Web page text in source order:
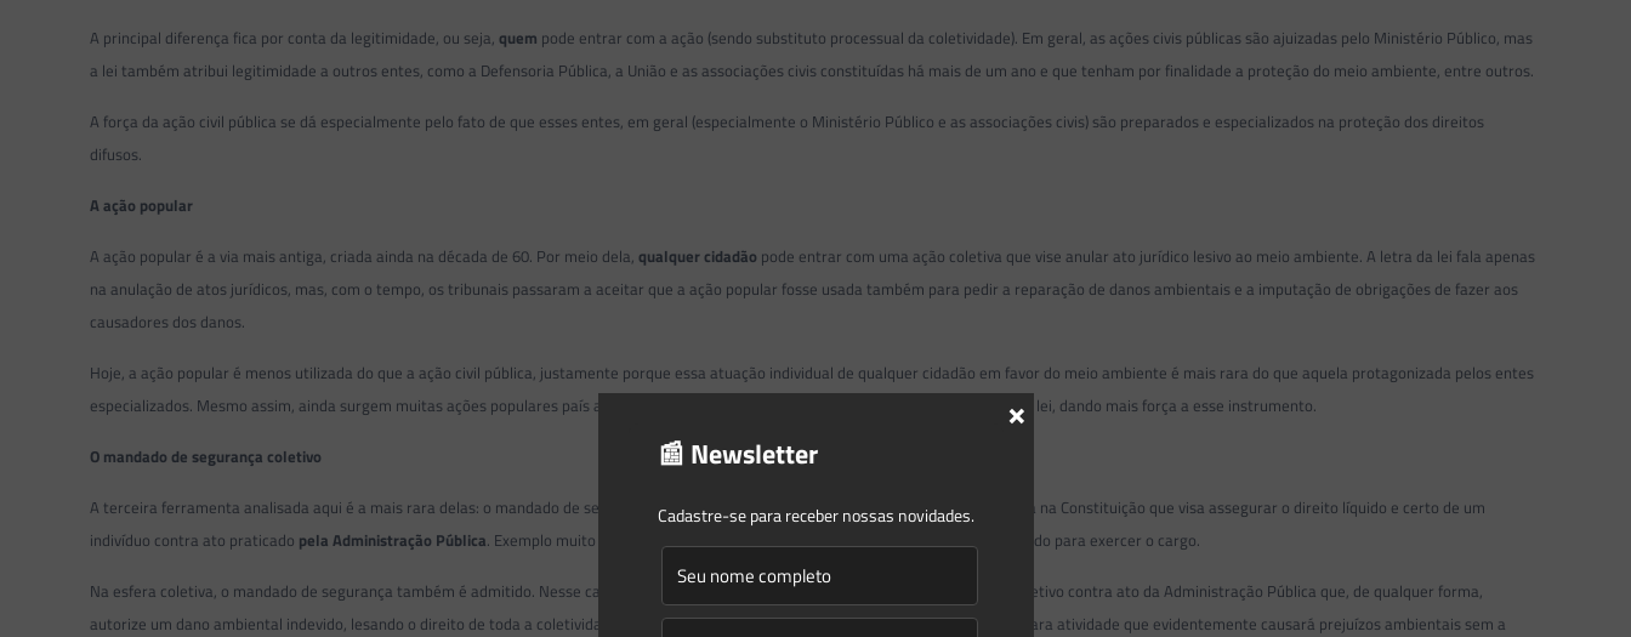
A principal diferença fica por conta da legitimidade, ou seja,quem pode entrar com a ação (sendo substituto processual da coletividade). Em geral, as ações civis públicas são ajuizadas pelo Ministério Público, mas
a lei também atribui legitimidade a outros entes, como a Defensoria Pública, a União e as associações civis constituídas há mais de um ano e que tenham por finalidade a proteção do meio ambiente, entre outros.
A força da ação civil pública se dá especialmente pelo fato de que esses entes, em geral (especialmente o Ministério Público e as associações civis) são preparados e especializados na proteção dos direitos
difusos.
A ação popular
A ação popular é a via mais antiga, criada ainda na década de 60. Por meio dela,qualquer cidadão pode entrar com uma ação coletiva que vise anular ato jurídico lesivo ao meio ambiente. A letra da lei fala apenas
na anulação de atos jurídicos, mas, com o tempo, os tribunais passaram a aceitar que a ação popular fosse usada também para pedir a reparação de danos ambientais e a imputação de obrigações de fazer aos
causadores dos danos.
Hoje, a ação popular é menos utilizada do que a ação civil pública, justamente porque essa atuação individual de qualquer cidadão em favor do meio ambiente é mais rara do que aquela protagonizada pelos entes
especializados. Mesmo assim, ainda surgem muitas ações populares país afora, e o Ministério Público pode participar delas como fiscal da lei, dando mais força a esse instrumento.
O mandado de segurança coletivo
A terceira ferramenta analisada aqui é a mais rara delas: o mandado de segurança coletivo. O mandado de segurança é uma ação prevista na Constituição que visa assegurar o direito líquido e certo de um
indivíduo contra ato praticado pela Administração Pública. Exemplo muito comum é do candidato aprovado em concurso que não é chamado para exercer o cargo.
Na esfera coletiva, o mandado de segurança também é admitido. Nesse caso, qualquer cidadão pode impetrar mandado de segurança coletivo contra ato da Administração Pública que, de qualquer forma,
autorize um dano ambiental indevido, lesando o direito de toda a coletividade. O exemplo mais comum seria a expedição de uma licença para atividade que evidentemente causará prejuízos ambientais sem a
📰 Newsletter
Cadastre-se para receber nossas novidades.
×